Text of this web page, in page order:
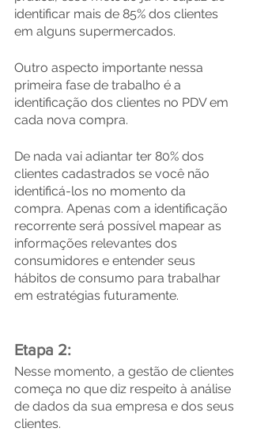
identificar mais de 85% dos clientes
em alguns supermercados.
Outro aspecto importante nessa
primeira fase de trabalho é a
identificação dos clientes no PDV em
cada nova compra.
De nada vai adiantar ter 80% dos
clientes cadastrados se você não
identificá-los no momento da
compra. Apenas com a identificação
recorrente será possível mapear as
informações relevantes dos
consumidores e entender seus
hábitos de consumo para trabalhar
em estratégias futuramente.
Etapa 2:
Nesse momento, a gestão de clientes
começa no que diz respeito à análise
de dados da sua empresa e dos seus
clientes.